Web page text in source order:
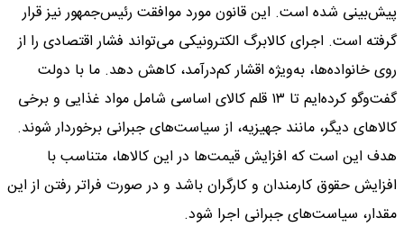
پیش‌بینی شده است. این قانون مورد موافقت رئیس‌جمهور نیز قرار
گرفته است. اجرای کالابرگ الکترونیکی می‌تواند فشار اقتصادی را از
روی خانواده‌ها، به‌ویژه اقشار کم‌درآمد، کاهش دهد. ما با دولت
گفت‌وگو کرده‌ایم تا ۱۳ قلم کالای اساسی شامل مواد غذایی و برخی
کالاهای دیگر، مانند جهیزیه، از سیاست‌های جبرانی برخوردار شوند.
هدف این است که افزایش قیمت‌ها در این کالاها، متناسب با
افزایش حقوق کارمندان و کارگران باشد و در صورت فراتر رفتن از این
مقدار، سیاست‌های جبرانی اجرا شود.